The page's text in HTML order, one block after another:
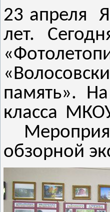
23 апреля
лет.
память».
класса
обзорной